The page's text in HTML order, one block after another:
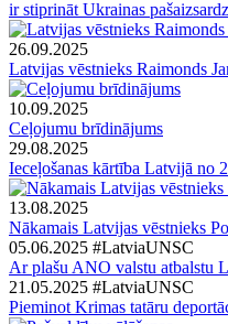
ir stiprināt Ukrainas
26.09.2025
Latvijas vēstnieks Raimonds
10.09.2025
Ceļojumu brīdinājums
29.08.2025
Ieceļošanas kārtība Latvijā no
13.08.2025
Nākamais Latvijas vēstnieks
05.06.2025 #LatviaUNSC
Ar plašu ANO valstu atbalstu
21.05.2025 #LatviaUNSC
Pieminot Krimas tatāru